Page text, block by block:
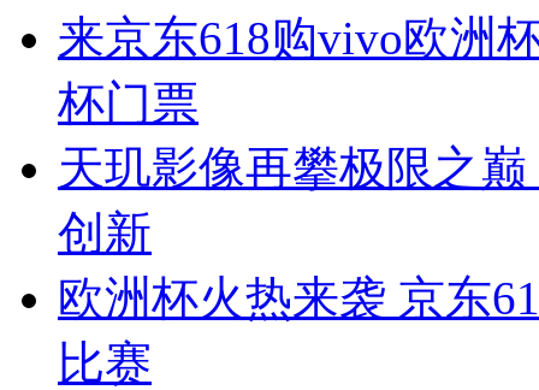
来京东618购vivo欧洲
杯门票
天玑影像再攀极限之
创新
欧洲杯火热来袭 京东
比赛